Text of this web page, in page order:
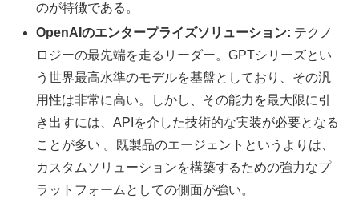
のが特徴である。
OpenAIのエンタープライズソリューション: テクノ
ロジーの最先端を走るリーダー。GPTシリーズとい
う世界最高水準のモデルを基盤としており、その汎
用性は非常に高い。しかし、その能力を最大限に引
き出すには、APIを介した技術的な実装が必要となる
ことが多い 。既製品のエージェントというよりは、
カスタムソリューションを構築するための強力なプ
ラットフォームとしての側面が強い。